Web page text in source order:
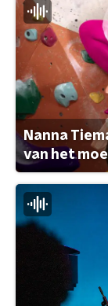
Nanna
van het